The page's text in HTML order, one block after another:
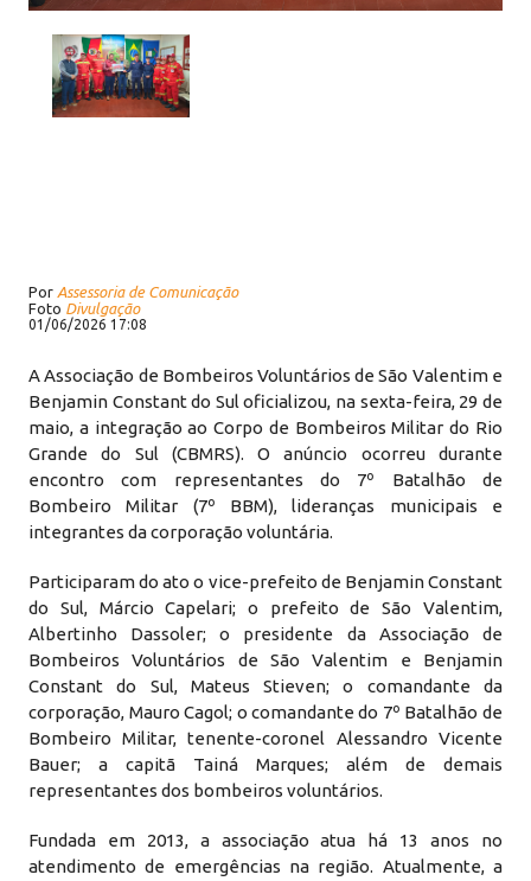
Por Assessoria de Comunicação
Foto Divulgação
01/06/2026 17:08
A Associação de Bombeiros Voluntários de São Valentim e
Benjamin Constant do Sul oficializou, na sexta-feira, 29 de
maio, a integração ao Corpo de Bombeiros Militar do Rio
Grande do Sul (CBMRS). O anúncio ocorreu durante
encontro com representantes do 7º Batalhão de
Bombeiro Militar (7º BBM), lideranças municipais e
integrantes da corporação voluntária.
Participaram do ato o vice-prefeito de Benjamin Constant
do Sul, Márcio Capelari; o prefeito de São Valentim,
Albertinho Dassoler; o presidente da Associação de
Bombeiros Voluntários de São Valentim e Benjamin
Constant do Sul, Mateus Stieven; o comandante da
corporação, Mauro Cagol; o comandante do 7º Batalhão de
Bombeiro Militar, tenente-coronel Alessandro Vicente
Bauer; a capitã Tainá Marques; além de demais
representantes dos bombeiros voluntários.
Fundada em 2013, a associação atua há 13 anos no
atendimento de emergências na região. Atualmente, a